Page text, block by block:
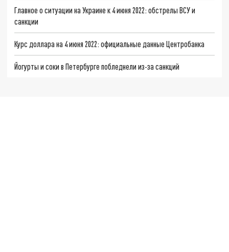
Главное о ситуации на Украине к 4 июня 2022: обстрелы ВСУ и
санкции
Курс доллара на 4 июня 2022: официальные данные Центробанка
Йогурты и соки в Петербурге побледнели из-за санкций